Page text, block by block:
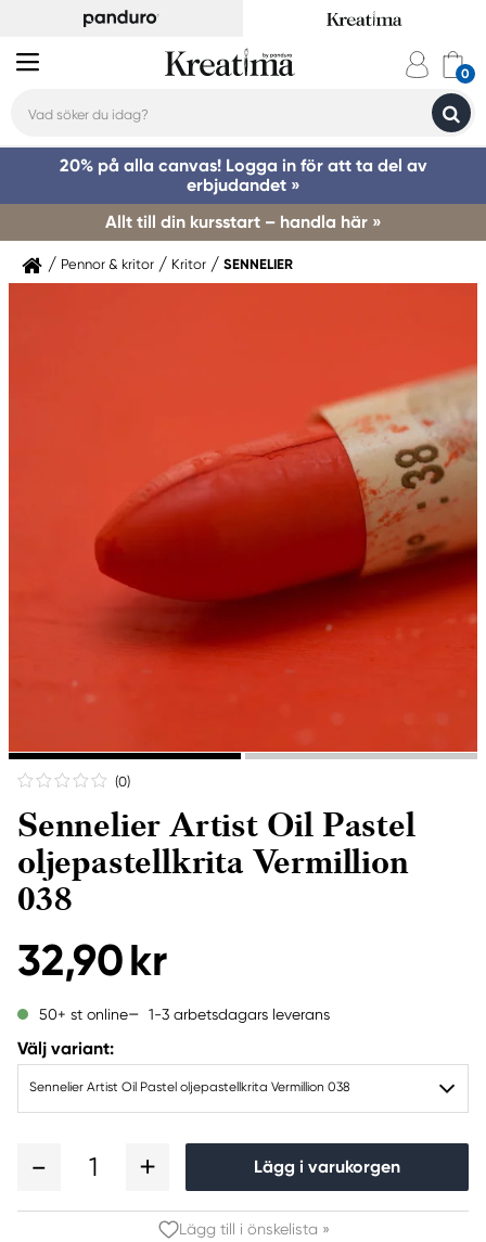
20% på alla canvas! Logga in för att ta del av
erbjudandet »
Allt till din kursstart – handla här »
Pennor & kritor Kritor SENNELIER
(0)
Sennelier Artist Oil Pastel
oljepastellkrita Vermillion
038
32,90 kr
50+ st online 1-3 arbetsdagars leverans
Välj variant:
Sennelier Artist Oil Pastel oljepastellkrita Vermillion 038
1 Lägg i varukorgen
Lägg till i önskelista »